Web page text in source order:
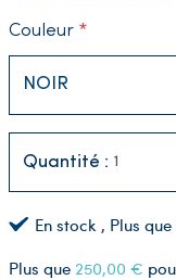
Couleur
Quantité :
En stock , Plus que
Plus que 250,00 €